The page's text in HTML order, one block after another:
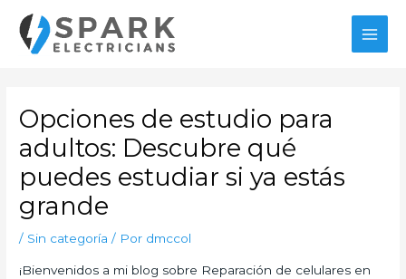
contenido
Opciones de estudio para
adultos: Descubre qué
puedes estudiar si ya estás
grande
/ Sin categoría / Por dmccol
¡Bienvenidos a mi blog sobre Reparación de celulares en
entradas